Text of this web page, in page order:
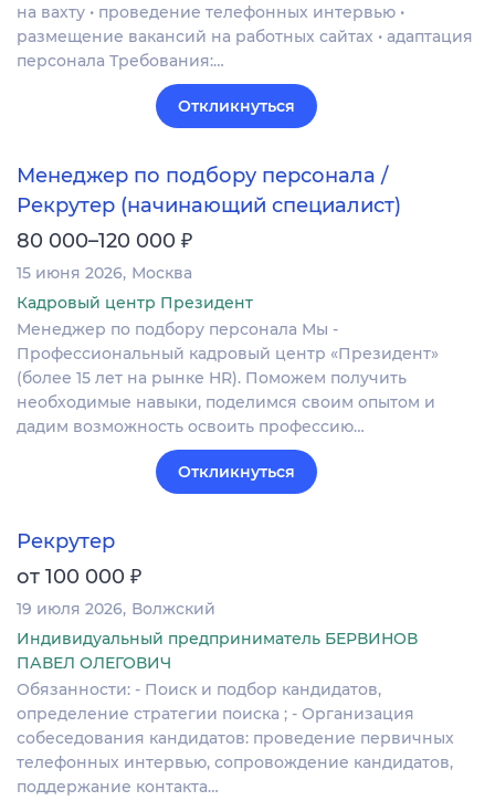
на вахту • проведение телефонных интервью •
размещение вакансий на работных сайтах • адаптация
персонала Требования:…
Откликнуться
Менеджер по подбору персонала /
Рекрутер (начинающий специалист)
80 000–120 000 ₽
15 июня 2026 Москва
Кадровый центр Президент
Менеджер по подбору персонала Мы -
Профессиональный кадровый центр «Президент»
(более 15 лет на рынке HR). Поможем получить
необходимые навыки, поделимся своим опытом и
дадим возможность освоить профессию…
Откликнуться
Рекрутер
от 100 000 ₽
19 июля 2026 Волжский
Индивидуальный предприниматель БЕРВИНОВ
ПАВЕЛ ОЛЕГОВИЧ
Обязанности: - Поиск и подбор кандидатов,
определение стратегии поиска ; - Организация
собеседования кандидатов: проведение первичных
телефонных интервью, сопровождение кандидатов,
поддержание контакта…